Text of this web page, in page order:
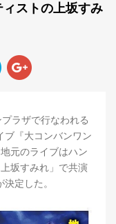
ストの上坂すみ
ラザで行なわれる
ブ『大コンバンワン
元のライブはハン
坂すみれ」で共演
定した。